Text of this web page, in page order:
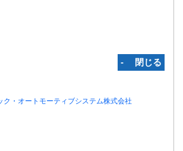
‐ 閉じる
ク・オートモーティブシステム株式会社